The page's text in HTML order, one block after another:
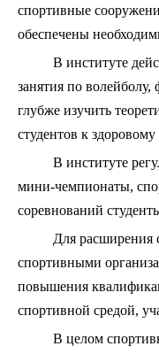
спортивные
обеспечены
В институте
занятия по
глубже изучить
студентов к
В институте
мини-чемпионаты,
соревнований
Для расширения
спортивными
повышения
спортивной средой,
В целом